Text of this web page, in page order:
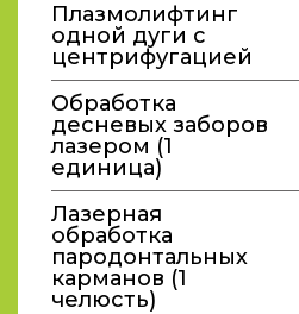
Плазмолифтинг
одной дуги с
центрифугацией
Обработка
десневых заборов
лазером (1
единица)
Лазерная
обработка
пародонтальных
карманов (1
челюсть)